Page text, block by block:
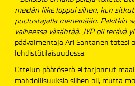
meidän liike loppui siihen, kun
puolustajalla menemään. Pakitkin
vaiheessa väsähtää. JYP oli terävä
päävalmentaja Ari Santanen totesi
lehdistötilaisuudessa.
Ottelun päätöserä ei tarjonnut
mahdollisuuksia siihen oli, mutta